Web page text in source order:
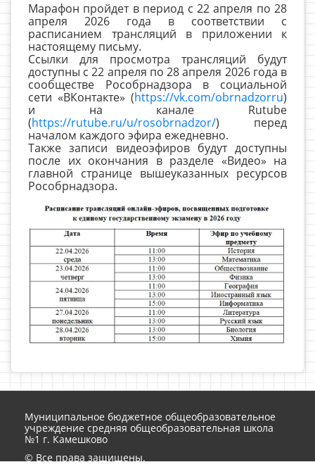
Марафон пройдет в период с 22 апреля по 28
апреля 2026 года в соответствии с
расписанием трансляций в приложении к
настоящему письму.
Ссылки для просмотра трансляций будут
доступны с 22 апреля по 28 апреля 2026 года в
сообществе Рособрнадзора в социальной
сети «ВКонтакте» (https://vk.com/obrnadzorru)
и на канале Rutube
(https://rutube.ru/u/rosobrnadzor/) перед
началом каждого эфира ежедневно.
Также записи видеоэфиров будут доступны
после их окончания в разделе «Видео» на
главной странице вышеуказанных ресурсов
Рособрнадзора.
Муниципальное бюджетное общеобразовательное
учреждение средняя общеобразовательная школа
№1 г. Камешково
© Все права защищены.